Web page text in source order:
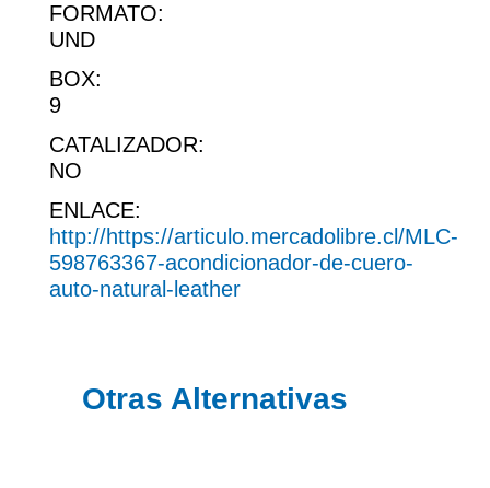
FORMATO:
UND
BOX:
9
CATALIZADOR:
NO
ENLACE:
http://https://articulo.mercadolibre.cl/MLC-
598763367-acondicionador-de-cuero-
auto-natural-leather
Otras Alternativas